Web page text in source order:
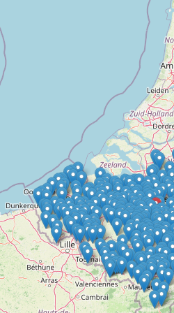
Het lossen van de kunst
Kerkstraten
7 rollen van Steven Seagal
Dodentocht
Redelijk slecht weer
In vogelvlucht